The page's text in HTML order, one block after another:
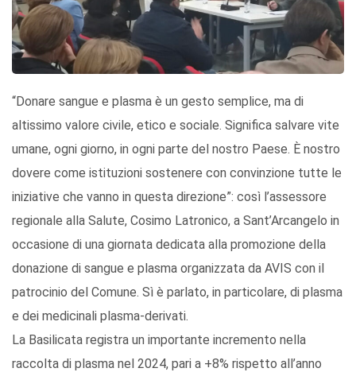
“Donare sangue e plasma è un gesto semplice, ma di
altissimo valore civile, etico e sociale. Significa salvare vite
umane, ogni giorno, in ogni parte del nostro Paese. È nostro
dovere come istituzioni sostenere con convinzione tutte le
iniziative che vanno in questa direzione”: così l’assessore
regionale alla Salute, Cosimo Latronico, a Sant’Arcangelo in
occasione di una giornata dedicata alla promozione della
donazione di sangue e plasma organizzata da AVIS con il
patrocinio del Comune. Sì è parlato, in particolare, di plasma
e dei medicinali plasma-derivati.
La Basilicata registra un importante incremento nella
raccolta di plasma nel 2024, pari a +8% rispetto all’anno